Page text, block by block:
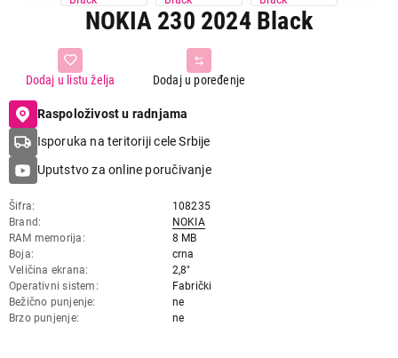
NOKIA 230 2024 Black
Dodaj u poređenje
Dodaj u listu želja
Raspoloživost u radnjama
Isporuka na teritoriji cele Srbije
Uputstvo za online poručivanje
Šifra
108235
Brand
NOKIA
RAM memorija
8 MB
Boja
crna
Veličina ekrana
2,8"
Operativni sistem
Fabrički
Bežično punjenje
ne
Brzo punjenje
ne